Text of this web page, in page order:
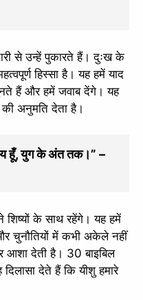
से उन्हें पुकारते हैं। दुःख के
हिस्सा है। यह हमें याद
हैं और हमें जवाब देंगे। यह
अनुमति देता है।
हूँ, युग के अंत तक।” –
शिष्यों के साथ रहेंगे। यह हमें
चुनौतियों में कभी अकेले नहीं
आशा देती है। 30 बाइबिल
देते हैं कि यीशु हमारे